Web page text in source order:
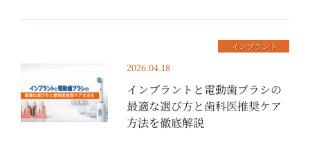
2026.04.18
インプラントと電動歯ブラシの
最適な選び方と歯科医推奨ケア
方法を徹底解説
インプラント